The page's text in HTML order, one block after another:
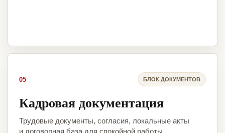
05 БЛОК ДОКУМЕНТОВ
Кадровая документация
Трудовые документы, согласия, локальные акты
и договорная база для спокойной работы